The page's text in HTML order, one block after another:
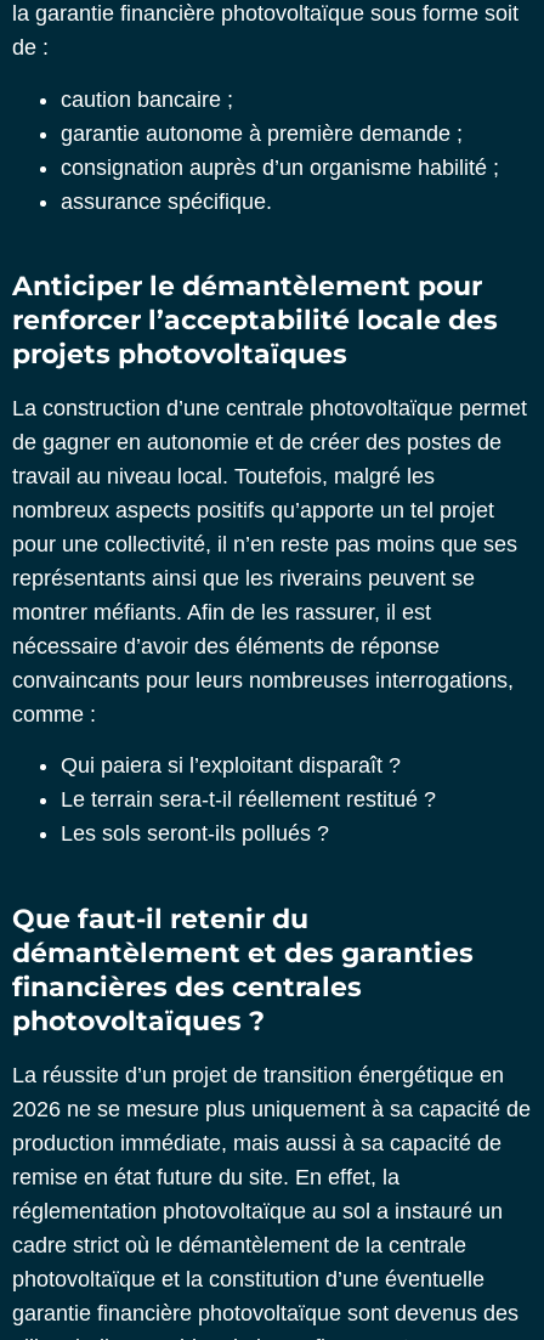
la garantie financière photovoltaïque sous forme soit
de :
caution bancaire ;
garantie autonome à première demande ;
consignation auprès d’un organisme habilité ;
assurance spécifique.
Anticiper le démantèlement pour
renforcer l’acceptabilité locale des
projets photovoltaïques
La construction d’une centrale photovoltaïque permet
de gagner en autonomie et de créer des postes de
travail au niveau local. Toutefois, malgré les
nombreux aspects positifs qu’apporte un tel projet
pour une collectivité, il n’en reste pas moins que ses
représentants ainsi que les riverains peuvent se
montrer méfiants. Afin de les rassurer, il est
nécessaire d’avoir des éléments de réponse
convaincants pour leurs nombreuses interrogations,
comme :
Qui paiera si l’exploitant disparaît ?
Le terrain sera-t-il réellement restitué ?
Les sols seront-ils pollués ?
Que faut-il retenir du
démantèlement et des garanties
financières des centrales
photovoltaïques ?
La réussite d’un projet de transition énergétique en
2026 ne se mesure plus uniquement à sa capacité de
production immédiate, mais aussi à sa capacité de
remise en état future du site. En effet, la
réglementation photovoltaïque au sol a instauré un
cadre strict où le démantèlement de la centrale
photovoltaïque et la constitution d’une éventuelle
garantie financière photovoltaïque sont devenus des